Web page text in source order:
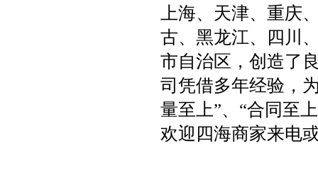
上海、天津、重庆
古、黑龙江、四川
市自治区，创造了
司凭借多年经验，
量至上”、“合同至
欢迎四海商家来电